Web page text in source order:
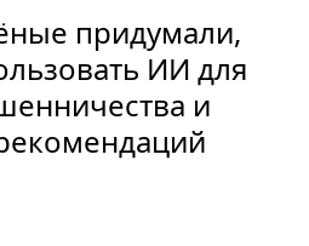
придумали,
ИИ для
и